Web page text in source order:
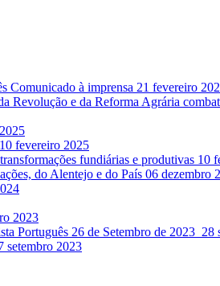
Comunicado à imprensa 21 fevereiro
Revolução e da Reforma Agrária
10 fevereiro 2025
fundiárias e produtivas 10
do Alentejo e do País 06 dezembro
2023
Português 26 de Setembro de 2023 28
setembro 2023